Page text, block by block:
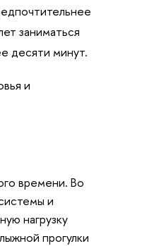
заниматься
десяти минут.
и
времени. Во
и
нагрузку
прогулки